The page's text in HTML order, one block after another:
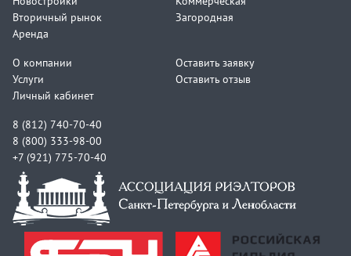
Вторичный рынок
Аренда
Загородная
О компании
Услуги
Личный кабинет
Оставить заявку
Оставить отзыв
8 (812) 740-70-40
8 (800) 333-98-00
+7 (921) 775-70-40